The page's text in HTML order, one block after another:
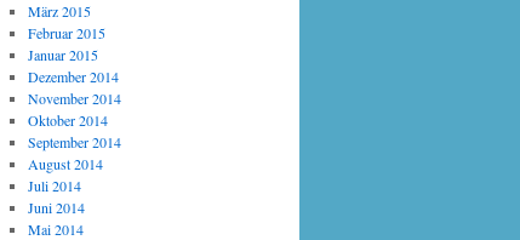
März 2015
Februar 2015
Januar 2015
Dezember 2014
November 2014
Oktober 2014
September 2014
August 2014
Juli 2014
Juni 2014
Mai 2014